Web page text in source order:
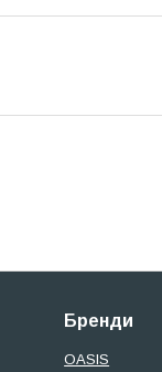
Бренди
OASIS